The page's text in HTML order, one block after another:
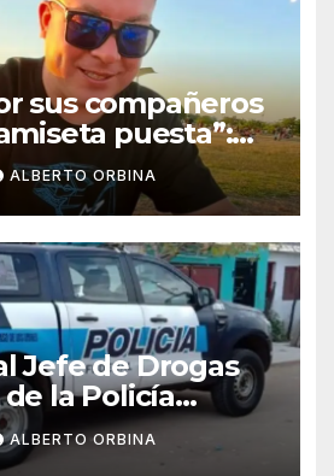
sus compañeros
puesta”:
“Colo”, el policía
motochorros
ALBERTO ORBINA
Jefe de Drogas
la Policía
enfrenta
ALBERTO ORBINA